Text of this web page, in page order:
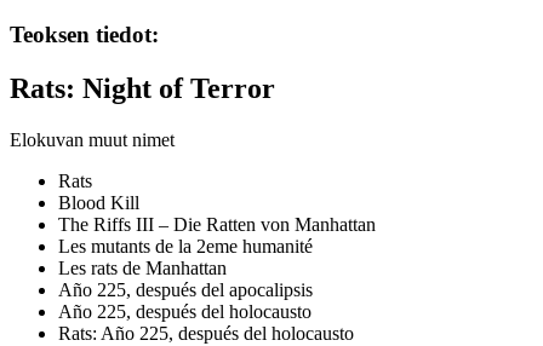
Teoksen tiedot:
Rats: Night of Terror
Elokuvan muut nimet
Rats
Blood Kill
The Riffs III – Die Ratten von Manhattan
Les mutants de la 2eme humanité
Les rats de Manhattan
Año 225, después del apocalipsis
Año 225, después del holocausto
Rats: Año 225, después del holocausto